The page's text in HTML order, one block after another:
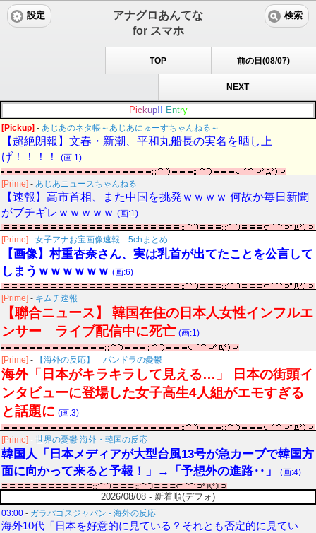
アナグロあんてな
for スマホ
設定 検索
TOP 前の日(08/07)
NEXT
Pic kup!! Entry
[Pickup] - あじあのネタ帳～あじあにゅーすちゃんねる～
【超絶朗報】文春・新潮、平和丸船長の実名を晒し上
げ！！！！
(画:1)
[Prime] - あじあニュースちゃんねる
【速報】高市首相、また中国を挑発ｗｗｗｗ 何故か毎日新聞
がブチギレｗｗｗｗｗ (画:1)
[Prime] - 女子アナお宝画像速報－5chまとめ
【画像】村重杏奈さん、実は乳首が出てたことを公言して
しまうｗｗｗｗｗｗ (画:6)
[Prime] - キムチ速報
【聯合ニュース】 韓国在住の日本人女性インフルエ
ンサー ライブ配信中に死亡 (画:1)
[Prime] - 【海外の反応】 パンドラの憂鬱
海外「日本がキラキラして見える…」 日本の街頭イ
ンタビューに登場した女子高生4人組がエモすぎる
と話題に (画:3)
[Prime] - 世界の憂鬱 海外・韓国の反応
韓国人「日本メディアが大型台風13号が急カーブで韓国方
面に向かって来ると予報！」→「予想外の進路‥」
(画:4)
2026/08/08 - 新着順(デフォ)
03:00 - ガラパゴスジャパン - 海外の反応
海外10代「日本を好意的に見ている？それとも否定的に見てい